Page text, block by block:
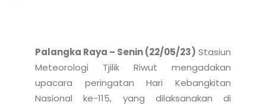
Palangka Raya – Senin (22/05/23) Stasiun
Meteorologi Tjilik Riwut mengadakan
upacara peringatan Hari Kebangkitan
Nasional ke-115, yang dilaksanakan di